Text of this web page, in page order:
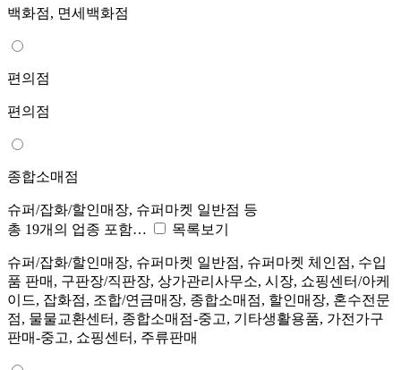
백화점, 면세백화점
편의점
편의점
종합소매점
슈퍼/잡화/할인매장, 슈퍼마켓 일반점 등
총 19개의 업종 포함…
목록보기
슈퍼/잡화/할인매장, 슈퍼마켓 일반점, 슈퍼마켓 체인점, 수입
품 판매, 구판장/직판장, 상가관리사무소, 시장, 쇼핑센터/아케
이드, 잡화점, 조합/연금매장, 종합소매점, 할인매장, 혼수전문
점, 물물교환센터, 종합소매점-중고, 기타생활용품, 가전가구
판매-중고, 쇼핑센터, 주류판매